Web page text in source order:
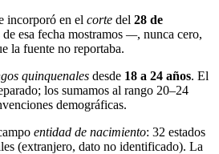
incorporó en el corte del 28 de
esa fecha mostramos —, nunca cero,
la fuente no reportaba.
quinquenales desde 18 a 24 años. El
los sumamos al rango 20–24
demográficas.
entidad de nacimiento: 32 estados
(extranjero, dato no identificado). La